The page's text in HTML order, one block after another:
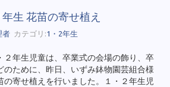
生 花苗の寄せ植え
者 カテゴリ:1・2年生
２年生児童は、卒業式の会場の飾り、卒
のために、昨日、いずみ鉢物園芸組合様
の寄せ植えを行いました。１・２年生児